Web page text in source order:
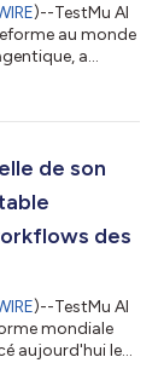
)--TestMu AI
au monde
a
de
les tests,
de son
des
)--TestMu AI
mondiale
aujourd'hui le